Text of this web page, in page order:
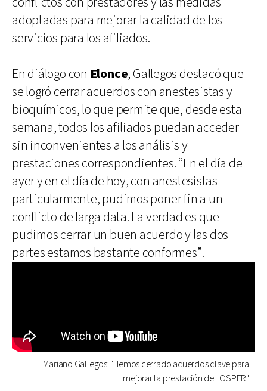
adoptadas para mejorar la calidad de los
servicios para los afiliados.
En diálogo con Elonce, Gallegos destacó que
se logró cerrar acuerdos con anestesistas y
bioquímicos, lo que permite que, desde esta
semana, todos los afiliados puedan acceder
sin inconvenientes a los análisis y
prestaciones correspondientes. “En el día de
ayer y en el día de hoy, con anestesistas
particularmente, pudimos poner fin a un
conflicto de larga data. La verdad es que
pudimos cerrar un buen acuerdo y las dos
partes estamos bastante conformes”.
Mariano Gallegos: "Hemos cerrado acuerdos clave para
mejorar la prestación del IOSPER"